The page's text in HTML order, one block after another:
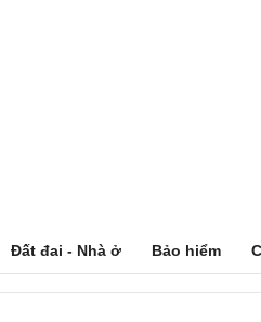
Đất đai - Nhà ở Bảo hiểm